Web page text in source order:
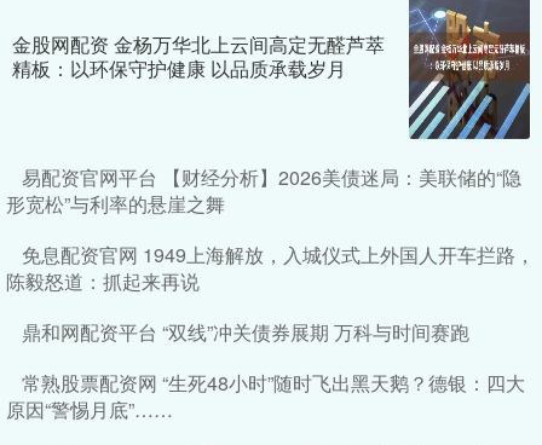
金股网配资 金杨万华北上云间高定无醛芦萃
精板：以环保守护健康 以品质承载岁月
易配资官网平台 【财经分析】2026美债迷局：美联储的“隐
形宽松”与利率的悬崖之舞
免息配资官网 1949上海解放，入城仪式上外国人开车拦路，
陈毅怒道：抓起来再说
鼎和网配资平台 “双线”冲关债券展期 万科与时间赛跑
常熟股票配资网 “生死48小时”随时飞出黑天鹅？德银：四大
原因“警惕月底”……